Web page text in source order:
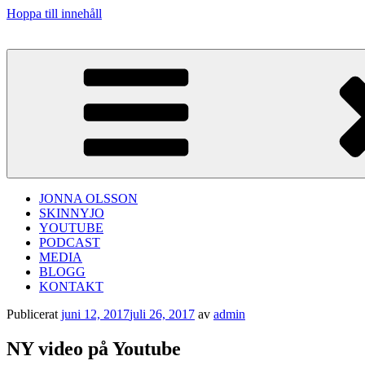
Hoppa till innehåll
JONNA OLSSON
SKINNYJO
YOUTUBE
PODCAST
MEDIA
BLOGG
KONTAKT
Publicerat juni 12, 2017juli 26, 2017 av admin
NY video på Youtube